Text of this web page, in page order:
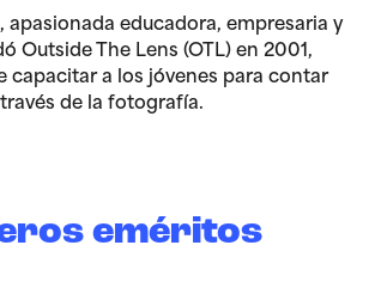
apasionada educadora, empresaria y
Outside The Lens (OTL) en 2001,
capacitar a los jóvenes para contar
de la fotografía.
eméritos